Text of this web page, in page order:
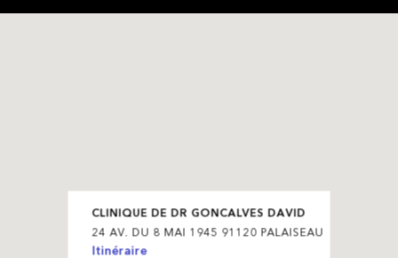
CLINIQUE DE DR GONCALVES DAVID
24 AV. DU 8 MAI 1945 91120 PALAISEAU
Itinéraire